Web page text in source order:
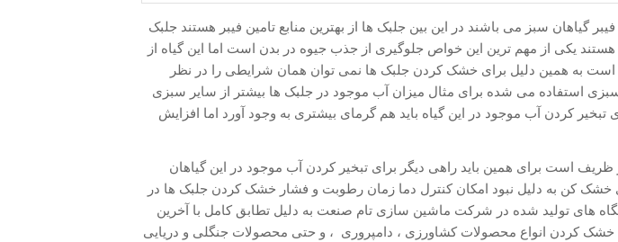
گیاهان سبز می باشند در این بین جلبک ها از بهترین منابع تامین فیبر هستند جلبک
یکی از مهم ترین این خواص جلوگیری از جذب جیوه در بدن است اما این گیاه از
است به همین دلیل برای خشک کردن جلبک ها نمی توان همان شرایطی را در نظر
استفاده می شده برای مثال میزان آب موجود در جلبک ها بیشتر از سایر سبزی
کردن آب موجود در این گیاه باید هم گرمای بیشتری به وجود آورد اما افزایش
است برای همین باید راهی دیگر برای تبخیر کردن آب موجود در این گیاهان
خشک کن به دلیل نبود امکان کنترل دما زمان رطوبت و فشار خشک کردن جلبک ها در
های تولید شده در شرکت ماشین سازی تام صنعت به دلیل تطابق کامل با آخرین
خشک کردن انواع محصولات کشاورزی ، دامپروری ، و حتی محصولات جنگلی و دریایی